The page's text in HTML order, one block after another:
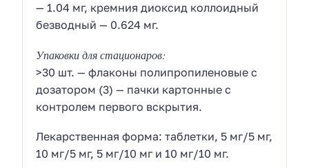
— 1.04 мг, кремния диоксид коллоидный
безводный — 0.624 мг.
Упаковки для стационаров:
>30 шт. — флаконы полипропиленовые с
дозатором (3) — пачки картонные с
контролем первого вскрытия.
Лекарственная форма: таблетки, 5 мг/5 мг,
10 мг/5 мг, 5 мг/10 мг и 10 мг/10 мг.